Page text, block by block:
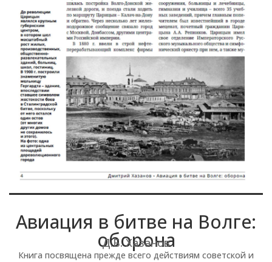
Авиация в битве на Волге:
оборона
Д.Б. Хазанов
Книга посвящена прежде всего действиям советской и